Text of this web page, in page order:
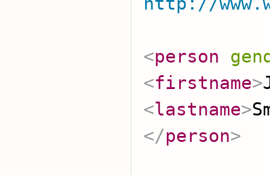
<person
<firstname>
<lastname>
</person>